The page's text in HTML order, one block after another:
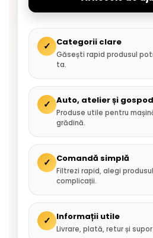
✓ Categorii clare
Găsești rapid produsul
ta.
✓ Auto, atelier și
Produse utile pentru
grădină.
✓ Comandă simplă
Filtrezi rapid, alegi
complicații.
✓ Informații utile
Livrare, plată, retur și